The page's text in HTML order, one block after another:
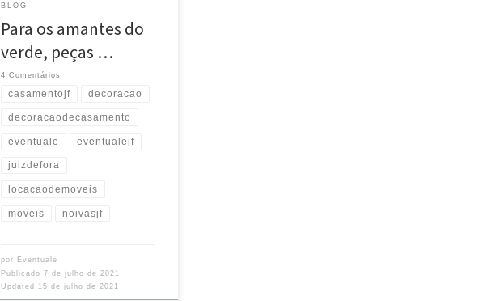
BLOG
Para os amantes do
verde, peças …
4 Comentários
casamentojf decoracao
decoracaodecasamento
eventuale eventualejf
juizdefora
locacaodemoveis
moveis noivasjf
por Eventuale
Publicado7 de julho de 2021
Updated 15 de julho de 2021